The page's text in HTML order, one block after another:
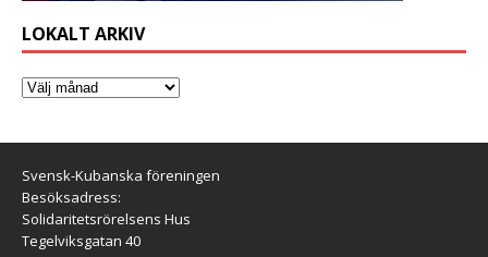
LOKALT ARKIV
Svensk-Kubanska föreningen
Besöksadress:
Solidaritetsrörelsens Hus
Tegelviksgatan 40